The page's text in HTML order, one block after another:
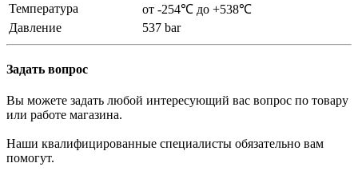
Температура
от -254℃ до +538℃
Давление
537 bar
Задать вопрос
Вы можете задать любой интересующий вас вопрос по товару
или работе магазина.
Наши квалифицированные специалисты обязательно вам
помогут.